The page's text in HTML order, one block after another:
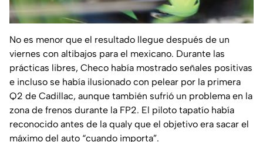
No es menor que el resultado llegue después de un
viernes con altibajos para el mexicano. Durante las
prácticas libres, Checo había mostrado señales positivas
e incluso se había ilusionado con pelear por la primera
Q2 de Cadillac, aunque también sufrió un problema en la
zona de frenos durante la FP2. El piloto tapatío había
reconocido antes de la qualy que el objetivo era sacar el
máximo del auto “cuando importa”.